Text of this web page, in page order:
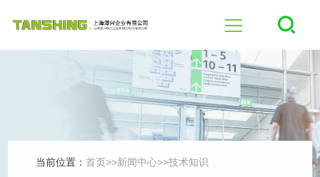
首页
四轴
五轴
当前位置：首页>>新闻中心>>技术知识